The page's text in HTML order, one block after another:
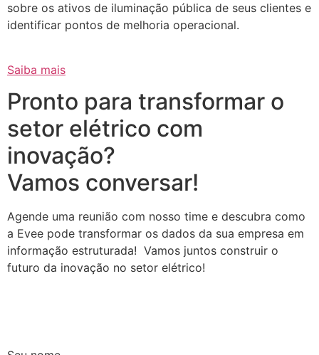
sobre os ativos de iluminação pública de seus clientes e
identificar pontos de melhoria operacional.
Saiba mais
Pronto para transformar o
setor elétrico com
inovação?
Vamos conversar!
Agende uma reunião com nosso time e descubra como
a Evee pode transformar os dados da sua empresa em
informação estruturada! Vamos juntos construir o
futuro da inovação no setor elétrico!